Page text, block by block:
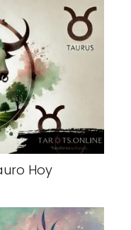
Hoy